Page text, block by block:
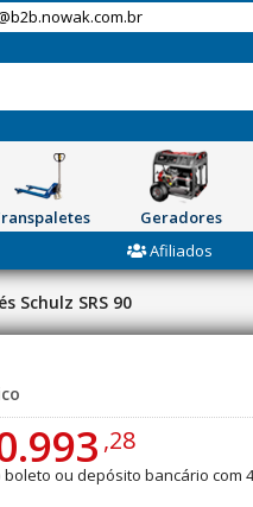
Geradores
Afiliados
Schulz SRS 90
,28
boleto ou depósito bancário com